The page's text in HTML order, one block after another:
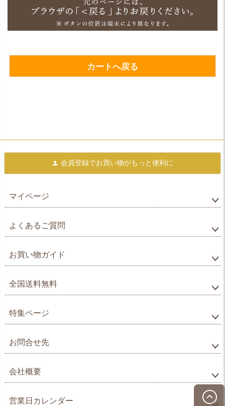
カートへ戻る
会員登録でお買い物がもっと便利に
マイページ
よくあるご質問
お買い物ガイド
全国送料無料
特集ページ
お問合せ先
会社概要
営業日カレンダー